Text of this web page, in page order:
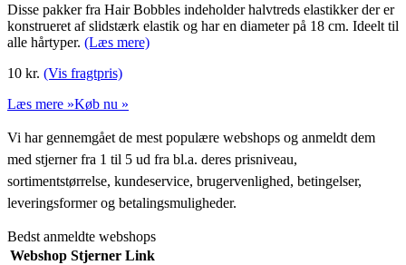
Disse pakker fra Hair Bobbles indeholder halvtreds elastikker der er
konstrueret af slidstærk elastik og har en diameter på 18 cm. Ideelt til
alle hårtyper. (Læs mere)
10 kr. (Vis fragtpris)
Læs mere »Køb nu »
Vi har gennemgået de mest populære webshops og anmeldt dem
med stjerner fra 1 til 5 ud fra bl.a. deres prisniveau,
sortimentstørrelse, kundeservice, brugervenlighed, betingelser,
leveringsformer og betalingsmuligheder.
Bedst anmeldte webshops
Webshop Stjerner Link